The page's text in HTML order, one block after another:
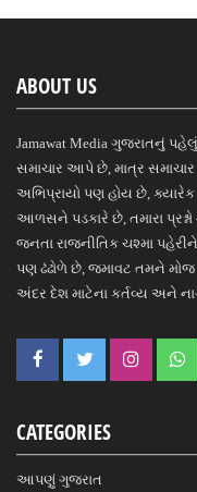
ABOUT US
Jamawat Media ગુજરાતનું
સમાચાર આપે છે, માત્ર
અભિપ્રાયો પણ હોય છે, ક્યારેક
આળસને પડકારે છે, તમારા
જનતા રાજનીતિક ચશ્મા
પણ ઢંઢોળે છે, જમાવટ તમને
અંદર દેશ માટેના કર્તવ્ય અને
CATEGORIES
આપણું ગુજરાત